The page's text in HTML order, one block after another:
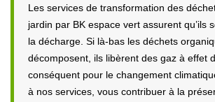
Les services de transformation des
jardin par BK espace vert assurent qu’ils
la décharge. Si là-bas les déchets
décomposent, ils libèrent des gaz à effet
conséquent pour le changement
à nos services, vous contribuer à la